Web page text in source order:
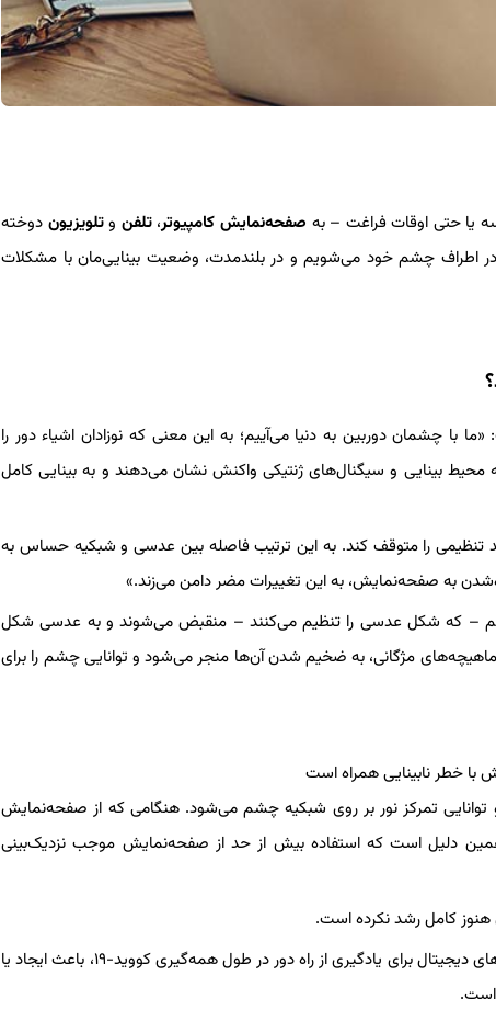
یا حتی اوقات فراغت – به صفحه‌‌نمایش کامپیوتر،تلفن وتلویزیون دوخته
چشم خود می‌شویم و در بلندمدت، وضعیت بینایی‌مان با مشکلات
«ما با چشمان دوربین به دنیا می‌آییم؛ به این معنی که نوزادان اشیاء دور را
بینایی و سیگنال‌های ژنتیکی واکنش نشان می‌دهند و به بینایی کامل
تنظیمی را متوقف کند. به این ترتیب فاصله بین عدسی و شبکیه حساس به
به صفحه‌نمایش، به این تغییرات مضر دامن می‌زند.»
– که شکل عدسی را تنظیم می‌کنند – منقبض می‌شوند و به عدسی شکل
مژگانی، به ضخیم شدن آن‌ها منجر می‌شود و توانایی چشم را برای
تمرکز نور بر روی شبکیه چشم می‌شود. هنگامی که از صفحه‌نمایش
همین دلیل است که استفاده بیش از حد از صفحه‌نمایش موجب نزدیک‌بینی
کامل رشد نکرده است.
نتایج پژوهش‌هایی در ۲۰۲۱ و ۲۰۲۲ نشان داد که افزایش استفاده از دستگاه‌های دیجیتال برای یادگیری از راه دور در طول همه‌گیری کووید-۱۹، باعث ایجاد یا
است.